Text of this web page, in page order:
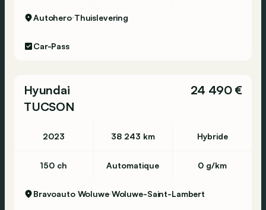
Autohero Thuislevering
Car-Pass
Hyundai
TUCSON
24 490 €
2023 38 243 km Hybride
150 ch Automatique 0 g/km
Bravoauto Woluwe Woluwe-Saint-Lambert